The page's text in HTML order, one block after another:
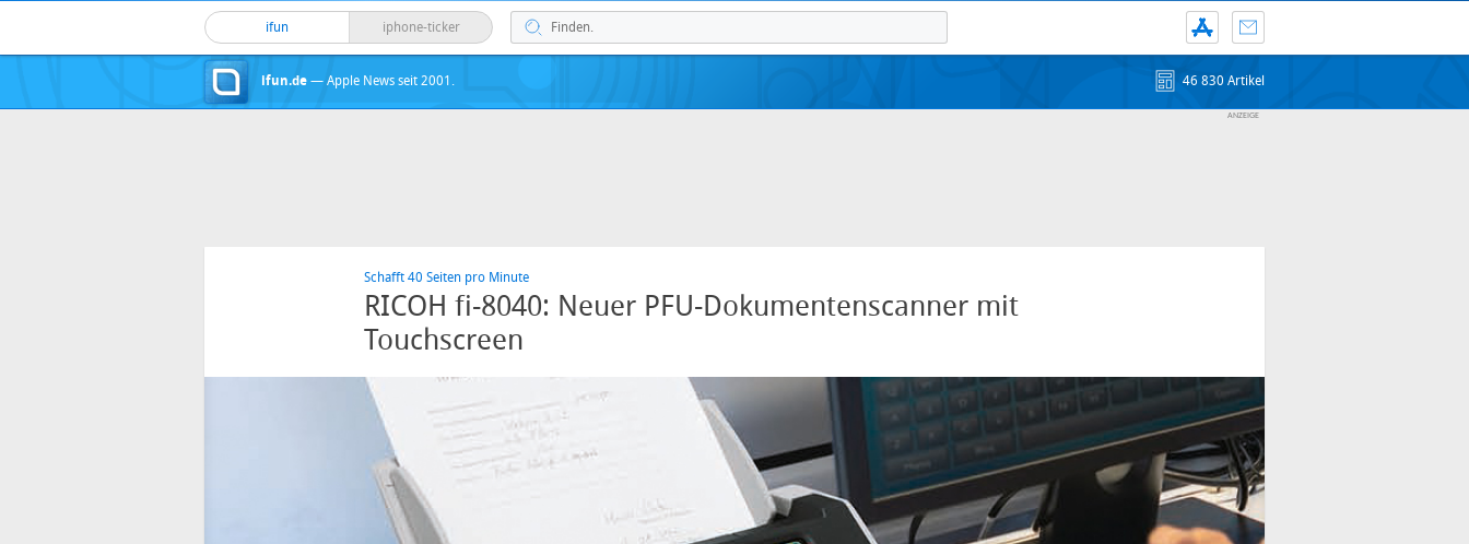
ifun iphone-ticker
ifun.de — Apple News seit 2001. 46 830 Artikel
Schafft 40 Seiten pro Minute
RICOH fi-8040: Neuer PFU-Dokumentenscanner mit
Touchscreen